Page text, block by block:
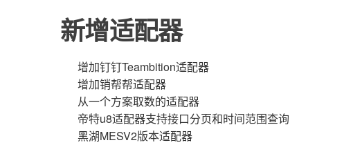
新增适配器
增加钉钉Teambition适配器
增加销帮帮适配器
从一个方案取数的适配器
帝特u8适配器支持接口分页和时间范围查询
黑湖MESV2版本适配器